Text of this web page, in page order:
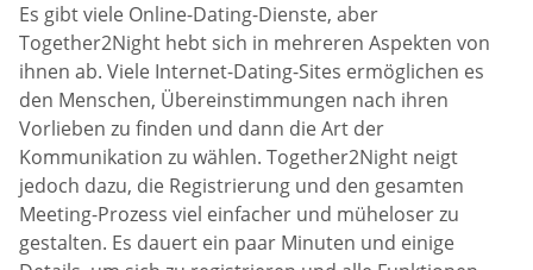
Es gibt viele Online-Dating-Dienste, aber
Together2Night hebt sich in mehreren Aspekten von
ihnen ab. Viele Internet-Dating-Sites ermöglichen es
den Menschen, Übereinstimmungen nach ihren
Vorlieben zu finden und dann die Art der
Kommunikation zu wählen. Together2Night neigt
jedoch dazu, die Registrierung und den gesamten
Meeting-Prozess viel einfacher und müheloser zu
gestalten. Es dauert ein paar Minuten und einige